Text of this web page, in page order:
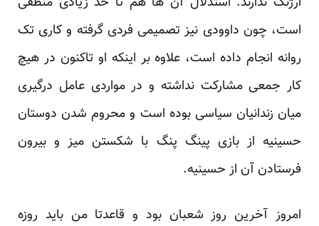
است، چون داوودی نیز تصمیمی فردی گرفته و کاری تک
روانه انجام داده است، علاوه بر اینکه او تاکنون در هیچ
کار جمعی مشارکت نداشته و در مواردی عامل درگیری
میان زندانیان سیاسی بوده است و محروم شدن دوستان
حسینیه از بازی پینگ پنگ با شکستن میز و بیرون
فرستادن آن از حسینیه.
امروز آخرین روز شعبان بود و قاعدتا من باید روزه